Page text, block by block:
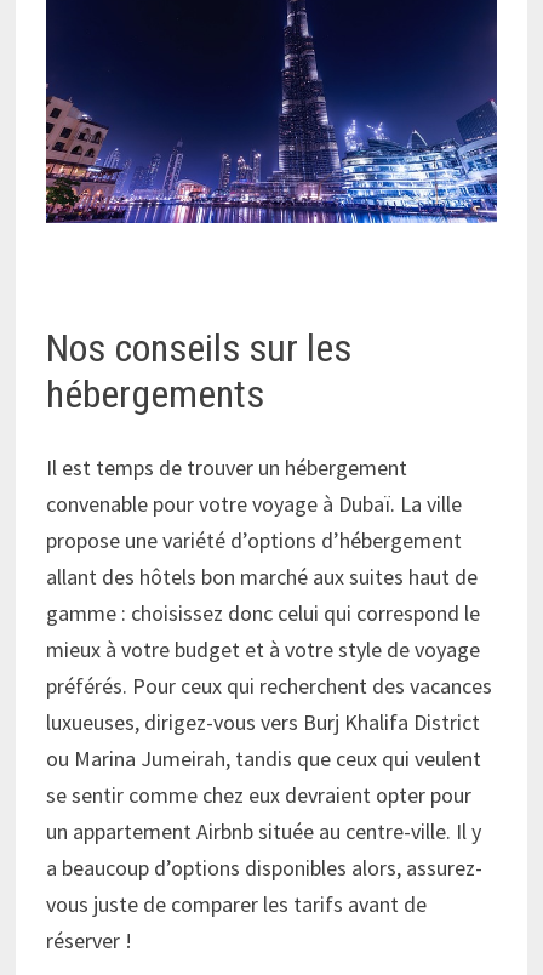
Nos conseils sur les
hébergements
Il est temps de trouver un hébergement
convenable pour votre voyage à Dubaï. La ville
propose une variété d’options d’hébergement
allant des hôtels bon marché aux suites haut de
gamme : choisissez donc celui qui correspond le
mieux à votre budget et à votre style de voyage
préférés. Pour ceux qui recherchent des vacances
luxueuses, dirigez-vous vers Burj Khalifa District
ou Marina Jumeirah, tandis que ceux qui veulent
se sentir comme chez eux devraient opter pour
un appartement Airbnb située au centre-ville. Il y
a beaucoup d’options disponibles alors, assurez-
vous juste de comparer les tarifs avant de
réserver !